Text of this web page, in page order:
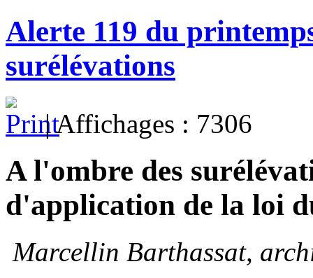
Alerte 119 du
surélévations
| Affichages : 7306
A l'ombre des
d'application de la loi
Marcellin Barthassat,